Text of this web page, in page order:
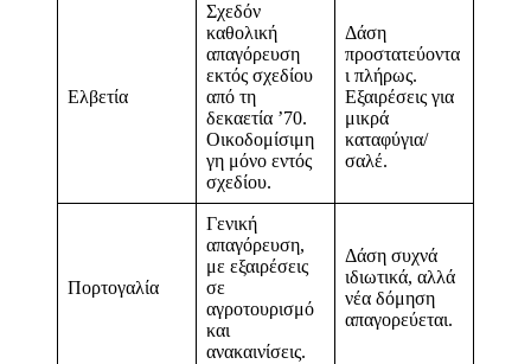
Ελβετία
Σχεδόν
καθολική
απαγόρευση
εκτός σχεδίου
από τη
δεκαετία ’70.
Οικοδομίσιμη
γη μόνο εντός
σχεδίου.
Δάση
προστατεύοντα
ι πλήρως.
Εξαιρέσεις για
μικρά
καταφύγια/
σαλέ.
Πορτογαλία
Γενική
απαγόρευση,
με εξαιρέσεις
σε
αγροτουρισμό
και
ανακαινίσεις.
Δάση συχνά
ιδιωτικά, αλλά
νέα δόμηση
απαγορεύεται.